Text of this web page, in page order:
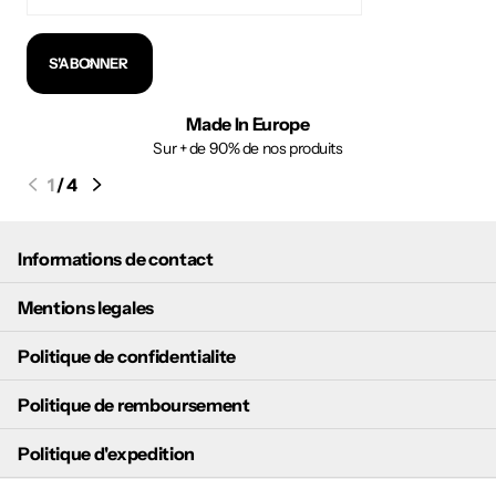
S'ABONNER
Made In Europe
Sur + de 90% de nos produits
1/4
Informations de contact
Mentions legales
Politique de confidentialite
Politique de remboursement
Politique d'expedition